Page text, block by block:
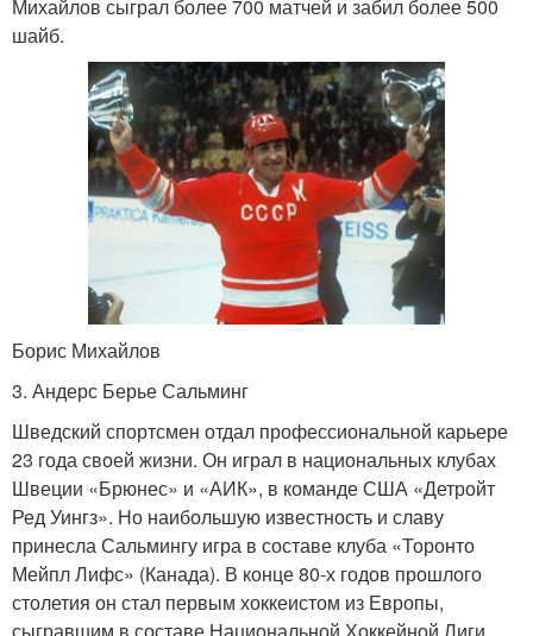
Михайлов сыграл более 700 матчей и забил более 500
шайб.
Борис Михайлов
3. Андерс Берье Сальминг
Шведский спортсмен отдал профессиональной карьере
23 года своей жизни. Он играл в национальных клубах
Швеции «Брюнес» и «АИК», в команде США «Детройт
Ред Уингз». Но наибольшую известность и славу
принесла Сальмингу игра в составе клуба «Торонто
Мейпл Лифс» (Канада). В конце 80-х годов прошлого
столетия он стал первым хоккеистом из Европы,